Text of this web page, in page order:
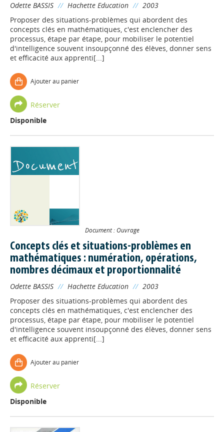
Odette BASSIS // Hachette Education // 2003
Proposer des situations-problèmes qui abordent des
concepts clés en mathématiques, c'est enclencher des
processus, étape par étape, pour mobiliser le potentiel
d'intelligence souvent insoupçonné des élèves, donner sens
et efficacité aux apprenti[...]
Ajouter au panier
Réserver
Disponible
Document : Ouvrage
Concepts clés et situations-problèmes en
mathématiques : numération, opérations,
nombres décimaux et proportionnalité
Odette BASSIS // Hachette Education // 2003
Proposer des situations-problèmes qui abordent des
concepts clés en mathématiques, c'est enclencher des
processus, étape par étape, pour mobiliser le potentiel
d'intelligence souvent insoupçonné des élèves, donner sens
et efficacité aux apprenti[...]
Ajouter au panier
Réserver
Disponible